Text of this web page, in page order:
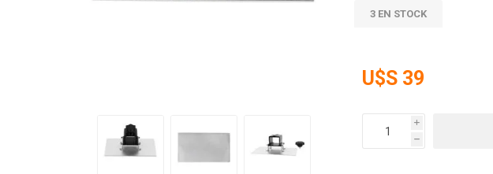
3 EN STOCK
U$S 39
i
h